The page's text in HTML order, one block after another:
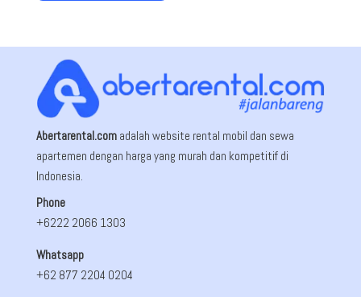
Abertarental.comadalah website rental mobil dan sewa
apartemen dengan harga yang murah dan kompetitif di
Indonesia.
Phone
+6222 2066 1303
Whatsapp
+62 877 2204 0204